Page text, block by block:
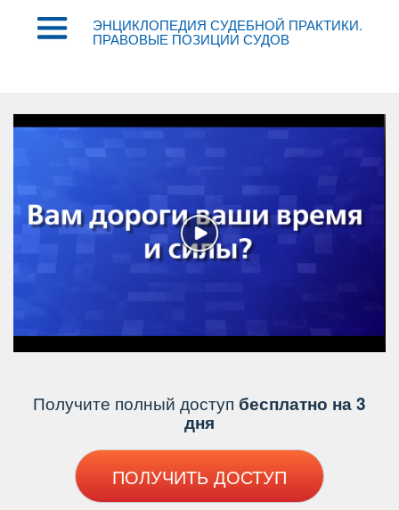
ЭНЦИКЛОПЕДИЯ СУДЕБНОЙ ПРАКТИКИ.
ПРАВОВЫЕ ПОЗИЦИИ СУДО
Получите полный доступ есплатно на 3
дня
ПОЛУЧИТЬ ДОСТУП